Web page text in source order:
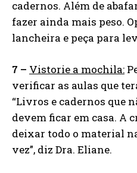
cadernos. Além de
fazer ainda mais peso.
lancheira e peça para
7 – Vistorie a mochila:
verificar as aulas que
“Livros e cadernos que
devem ficar em casa. A
deixar todo o material
vez”, diz Dra. Eliane.